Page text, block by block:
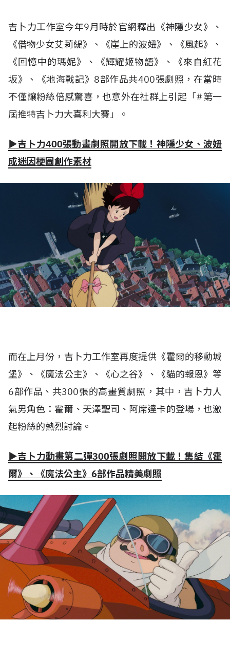
吉卜力工作室今年9月時於官網釋出《神隱少女》、
《借物少女艾莉緹》、《崖上的波妞》、《風起》、
《回憶中的瑪妮》、《輝耀姬物語》、《來自紅花
坂》、《地海戰記》8部作品共400張劇照，在當時
不僅讓粉絲倍感驚喜，也意外在社群上引起「#第一
屆推特吉卜力大喜利大賽」。
▶吉卜力400張動畫劇照開放下載！神隱少女、波妞
成迷因梗圖創作素材
而在上月份，吉卜力工作室再度提供《霍爾的移動城
堡》、《魔法公主》、《心之谷》、《貓的報恩》等
6部作品、共300張的高畫質劇照，其中，吉卜力人
氣男角色：霍爾、天澤聖司、阿席達卡的登場，也激
起粉絲的熱烈討論。
▶吉卜力動畫第二彈300張劇照開放下載！集結《霍
爾》、《魔法公主》6部作品精美劇照